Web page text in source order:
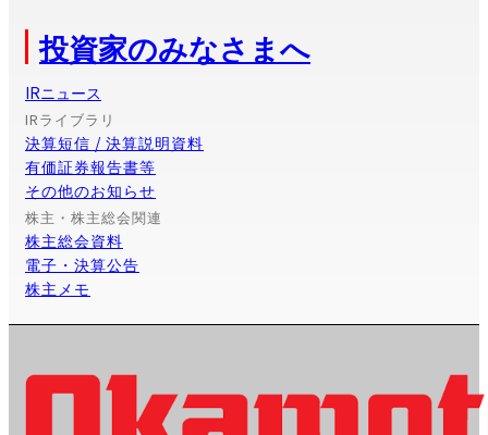
投資家のみなさまへ
IRニュース
IRライブラリ
決算短信 / 決算説明資料
有価証券報告書等
その他のお知らせ
株主・株主総会関連
株主総会資料
電子・決算公告
株主メモ